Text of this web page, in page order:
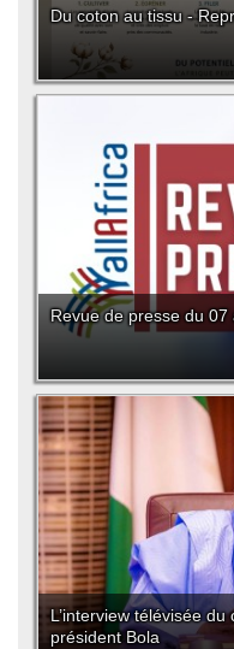
Du coton au tissu -
Revue de presse du 07
L’interview télévisée
président Bola